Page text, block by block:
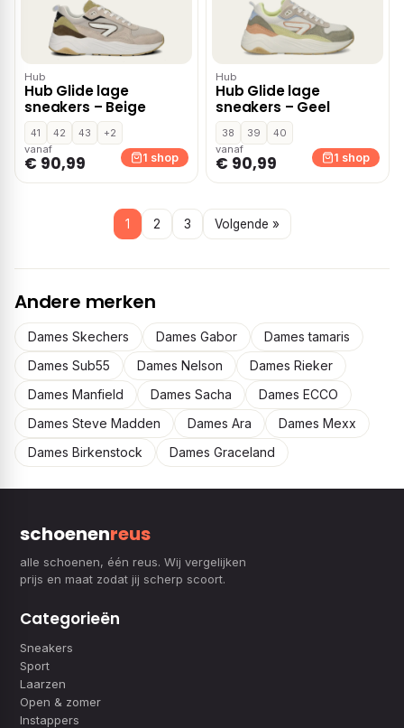
Hub
Hub Glide lage
sneakers – Beige
41 42 43
+2
vanaf
€ 90,99 1 shop
Hub
Hub Glide lage
sneakers – Geel
38 39
40
vanaf
€ 90,99 1 shop
1 2 3 Volgende »
Andere merken
Dames Skechers Dames Gabor
Dames tamaris
Dames Sub55
Dames Nelson
Dames Rieker
Dames Manfield
Dames Sacha
Dames ECCO
Dames Steve Madden
Dames Ara
Dames Mexx
Dames Birkenstock
Dames Graceland
schoenenreus
alle schoenen, één reus. Wij vergelijken
prijs en maat zodat jij scherp scoort.
Categorieën
Sneakers
Sport
Laarzen
Open & zomer
Instappers